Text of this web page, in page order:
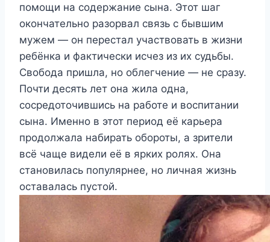
помощи на содержание сына. Этот шаг
окончательно разорвал связь с бывшим
мужем — он перестал участвовать в жизни
ребёнка и фактически исчез из их судьбы.
Свобода пришла, но облегчение — не сразу.
Почти десять лет она жила одна,
сосредоточившись на работе и воспитании
сына. Именно в этот период её карьера
продолжала набирать обороты, а зрители
всё чаще видели её в ярких ролях. Она
становилась популярнее, но личная жизнь
оставалась пустой.